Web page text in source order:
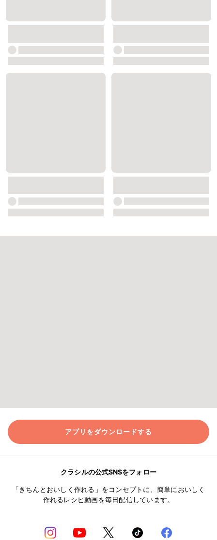
アプリをダウンロードする
クラシルの公式SNSをフォロー
「きちんとおいしく作れる」をコンセプトに、簡単においしく
作れるレシピ動画を毎日配信しています。